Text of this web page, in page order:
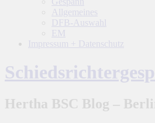
Allgemeines
DFB-Auswahl
EM
Impressum + Datenschutz
Hertha BSC Blog –